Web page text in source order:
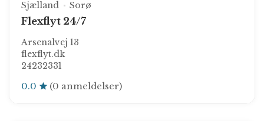
Sjælland Sorø
Flexflyt 24/7
Arsenalvej 13
flexflyt.dk
24232331
0.0 (0 anmeldelser)